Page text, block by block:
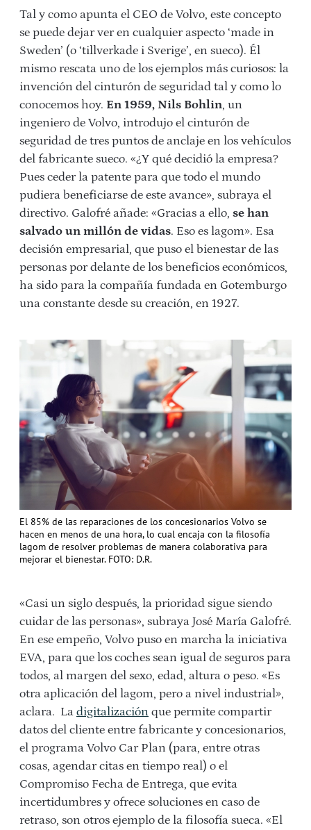
Tal y como apunta el CEO de Volvo, este concepto
se puede dejar ver en cualquier aspecto ‘made in
Sweden’ (o ‘tillverkade i Sverige’, en sueco). Él
mismo rescata uno de los ejemplos más curiosos: la
invención del cinturón de seguridad tal y como lo
conocemos hoy. En 1959, Nils Bohlin, un
ingeniero de Volvo, introdujo el cinturón de
seguridad de tres puntos de anclaje en los vehículos
del fabricante sueco. «¿Y qué decidió la empresa?
Pues ceder la patente para que todo el mundo
pudiera beneficiarse de este avance», subraya el
directivo. Galofré añade: «Gracias a ello, se han
salvado un millón de vidas. Eso es lagom». Esa
decisión empresarial, que puso el bienestar de las
personas por delante de los beneficios económicos,
ha sido para la compañía fundada en Gotemburgo
una constante desde su creación, en 1927.
El 85% de las reparaciones de los concesionarios Volvo se
hacen en menos de una hora, lo cual encaja con la filosofía
lagom de resolver problemas de manera colaborativa para
mejorar el bienestar. FOTO: D.R.
«Casi un siglo después, la prioridad sigue siendo
cuidar de las personas», subraya José María Galofré.
En ese empeño, Volvo puso en marcha la iniciativa
EVA, para que los coches sean igual de seguros para
todos, al margen del sexo, edad, altura o peso. «Es
otra aplicación del lagom, pero a nivel industrial»,
aclara. La digitalización que permite compartir
datos del cliente entre fabricante y concesionarios,
el programa Volvo Car Plan (para, entre otras
cosas, agendar citas en tiempo real) o el
Compromiso Fecha de Entrega, que evita
incertidumbres y ofrece soluciones en caso de
retraso, son otros ejemplo de la filosofía sueca. «El